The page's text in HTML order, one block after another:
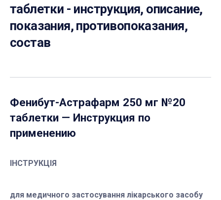
таблетки - инструкция, описание,
показания, противопоказания,
состав
Фенибут-Астрафарм 250 мг №20
таблетки — Инструкция по
применению
ІНСТРУКЦІЯ
для медичного застосування лікарського засобу